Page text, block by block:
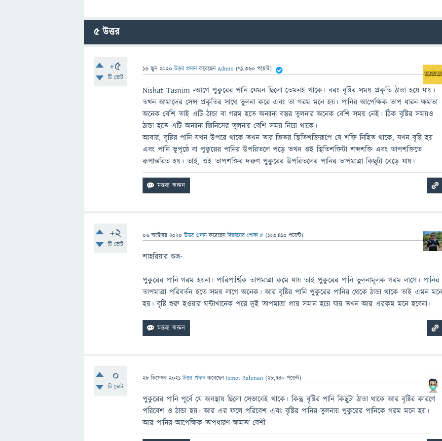
5উত্তর
+5
টি ভোট
16 জুন 2020 উত্তর প্রদান করেছেনAdmin (71,360 পয়েন্ট)
Nishat Tasnim -আগে পুকুরের পানি যেমন ছিলো তেমনই থাকে। বরং বৃষ্টির সময় প্রকৃতি ঠান্ডা হয়ে যায়।
তখন আমাদের সেন্স প্রকৃতির সাথে তুলনা করে এবং তা গরম মনে হয়। পানির আপেক্ষিক তাপ ধারন ক্ষমতা
অনেক বেশি তাই এটি ঠান্ডা বা গরম হতে অন্যান্য বস্তুর তুলনার অনেক বেশি সময় নেই। ঠিক বৃষ্টির সময়ও
ঠান্ডা হতে এটি অন্যান্য জিনিসের তুলনায় বেশি সময় নিয়ে থাকে।
আবার, বৃষ্টির পানি যখন উপরে থাকে তখন তার ভিতর স্থিতিশক্তিরূপে যে শক্তি নিহিত থাকে, যখন বৃষ্টি হয়
এবং পানি ভূপৃষ্ঠে বা পুকুরের পানির উপরিতলে পড়ে তখন ওই স্থিতিশক্তিটা শব্দশক্তি এবং তাপশক্তিতে
রূপান্তরিত হয়। তাই, ওই তাপশক্তির দরুণ পুকুরের উপরিতলের পানির তাপমাত্রা কিছুটা বেড়ে যায়।
+2
টি ভোট
06 অক্টোবর 2020 উত্তর প্রদান করেছেনবিজ্ঞানের পোকা ৫ (123,410 পয়েন্ট)
শাহরিয়ার শুভ্র-
পুকুরের পানি গরম হয়না। পারিপার্শ্বিক তাপমাত্রা কমে যায় তাই পুকুরের পানি তুলনামূলক গরম লাগে। পানির
তাপমাত্রা পরিবর্তন হতে সময় লাগে অনেক। আর বৃষ্টির পানি পুকুরের পানির থেকে ঠান্ডা থাকে তাই এমন
হয়। বৃষ্টি শুরু হওয়ার ঘন্টাখানেক পরে দুই তাপমাত্রা প্রায় সমান হয়ে যায় তখন আর এরকম মনে হবেনা।
0
টি ভোট
28 ডিসেম্বর 2021 উত্তর প্রদান করেছেনIsmot Rahman (28,740 পয়েন্ট)
পুকুরের পানি পূর্বে যে অবস্থায় ছিলো সেভাবেই থাকে। কিন্তু বৃষ্টির পানি কিছুটা ঠান্ডা থাকে আর বৃষ্টির কারণে
পরিবেশ ও ঠান্ডা হয়। আর এর ফলে পরিবেশ এবং বৃষ্টির পানির তুলনায় পুকুরের পানিকে গরম মনে হয়।
আর পানির আপেক্ষিক তাপধারণ ক্ষমতা বেশী